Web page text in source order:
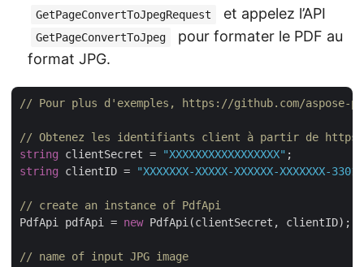
GetPageConvertToJpegRequest et appelez l’API
GetPageConvertToJpeg
pour formater le PDF au
format JPG.
// Pour plus d'exemples, https://github.com/aspose-
// Obtenez les identifiants client à partir de https://
string clientSecret = "XXXXXXXXXXXXXXXXX"
string clientID = "XXXXXXX-XXXXX-XXXXXX-XXXXXXX-
// create an instance of PdfApi
PdfApi pdfApi = new PdfApi(clientSecret, clientID);
// name of input JPG image